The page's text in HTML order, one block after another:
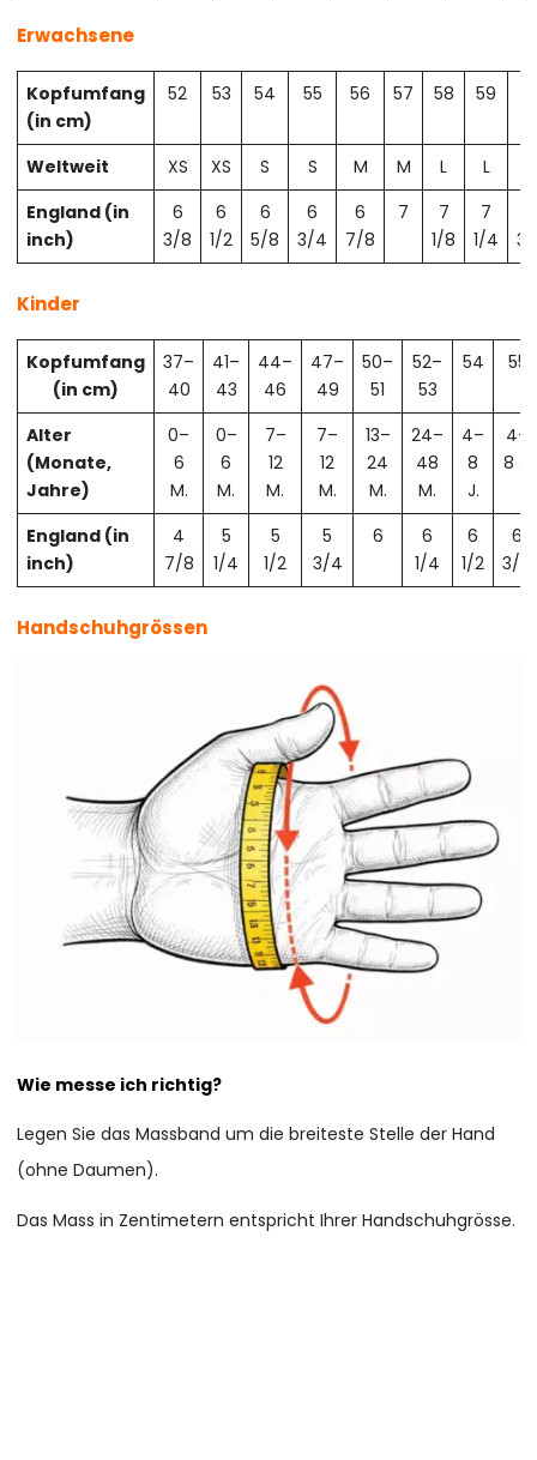
Erwachsene
Kopfumfang
(in cm)
52 53 54 55 56 57 58 59
Weltweit XS XS S S M M L L
England (in
inch)
6
3/8
6
1/2
6
5/8
6
3/4
6
7/8
7
7
1/8
7
1/4
Kinder
Kopfumfang
(in cm)
37–
40
41–
43
44–
46
47–
49
50–
51
52–
53
54 55
Alter
(Monate,
Jahre)
0–
6
M.
0–
6
M.
7–
12
M.
7–
12
M.
13–
24
M.
24–
48
M.
4–
8
J.
4–
8 J.
England (in
inch)
4
7/8
5
1/4
5
1/2
5
3/4
6
6
1/4
6
1/2
6
3/4
Handschuhgrössen
Wie messe ich richtig?
Legen Sie das Massband um die breiteste Stelle der Hand
(ohne Daumen).
Das Mass in Zentimetern entspricht Ihrer Handschuhgrösse.